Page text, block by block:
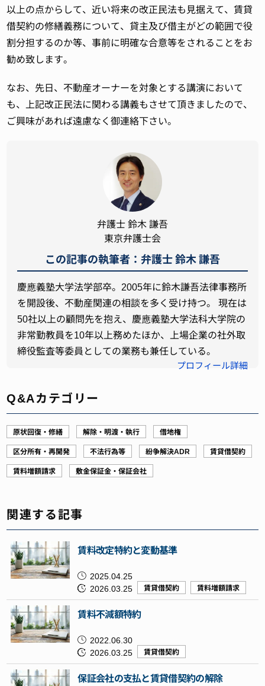
以上の点からして、近い将来の改正民法も見据えて、賃貸
借契約の修繕義務について、貸主及び借主がどの範囲で役
割分担するのか等、事前に明確な合意等をされることをお
勧め致します。
なお、先日、不動産オーナーを対象とする講演において
も、上記改正民法に関わる講義もさせて頂きましたので、
ご興味があれば遠慮なく御連絡下さい。
弁護士 鈴木 謙吾
東京弁護士会
この記事の執筆者：弁護士 鈴木 謙吾
慶應義塾大学法学部卒。2005年に鈴木謙吾法律事務所
を開設後、不動産関連の相談を多く受け持つ。 現在は
50社以上の顧問先を抱え、慶應義塾大学法科大学院の
非常勤教員を10年以上務めたほか、上場企業の社外取
締役監査等委員としての業務も兼任している。
プロフィール詳細
Q&Aカテゴリー
原状回復・修繕 解除・明渡・執行
借地権
区分所有・再開発
不法行為等 紛争解決ADR
賃貸借契約
賃料増額請求
敷金保証金・保証会社
関連する記事
賃料改定特約と変動基準
2025.04.25
2026.03.25
賃貸借契約 賃料増額請求
賃料不減額特約
2022.06.30
2026.03.25
賃貸借契約
保証会社の支払と賃貸借契約の解除